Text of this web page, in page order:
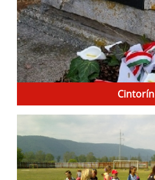
Cintorín